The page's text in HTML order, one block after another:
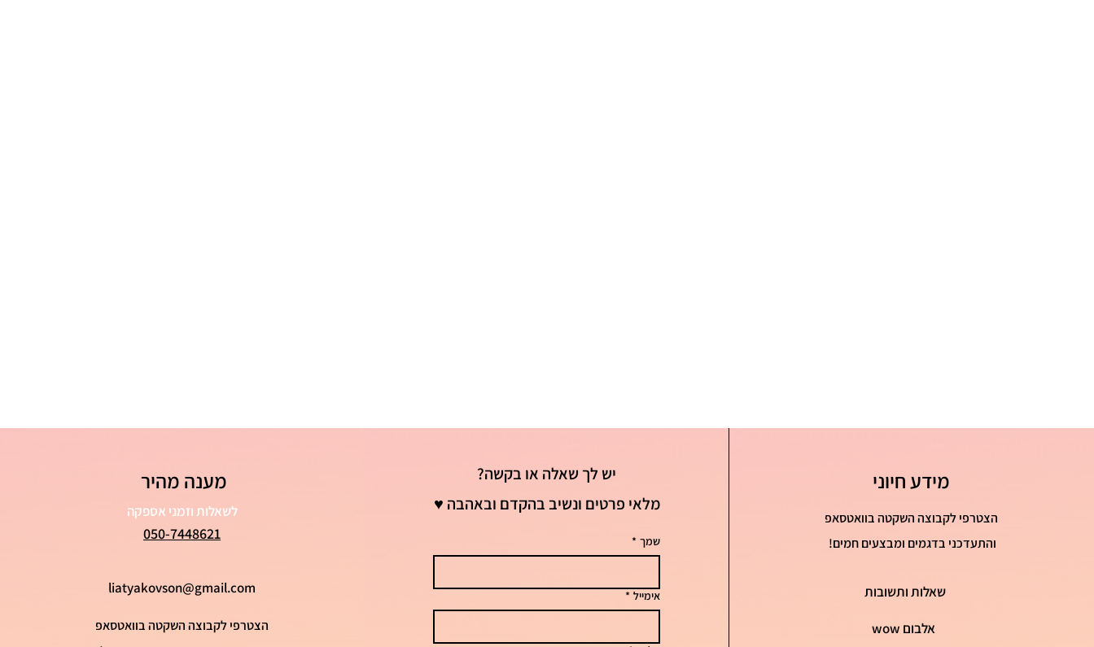
מענה מהיר
לשאלות וזמני אספקה
050-7448621
liatyakovson@gmail.com
הצטרפי לקבוצה השקטה בוואטסאפ
יש לך שאלה או בקשה?
מלאי פרטים ונשיב בהקדם ובאהבה ♥
שמך *
אימייל *
מידע חיוני
הצטרפי לקבוצה השקטה בוואטסאפ
והתעדכני בדגמים ומבצעים חמים!
שאלות ותשובות
אלבום wow